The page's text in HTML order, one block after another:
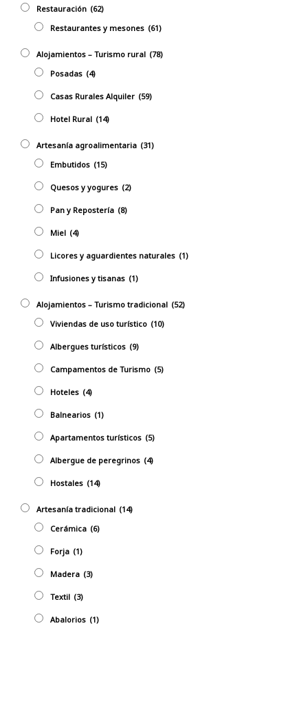
Restauración (62)
Restaurantes y mesones (61)
Alojamientos – Turismo rural (78)
Posadas (4)
Casas Rurales Alquiler (59)
Hotel Rural (14)
Artesanía agroalimentaria (31)
Embutidos (15)
Quesos y yogures (2)
Pan y Repostería (8)
Miel (4)
Licores y aguardientes naturales (1)
Infusiones y tisanas (1)
Alojamientos – Turismo tradicional (52)
Viviendas de uso turístico (10)
Albergues turísticos (9)
Campamentos de Turismo (5)
Hoteles (4)
Balnearios (1)
Apartamentos turísticos (5)
Albergue de peregrinos (4)
Hostales (14)
Artesaní­a tradicional (14)
Cerámica (6)
Forja (1)
Madera (3)
Textil (3)
Abalorios (1)